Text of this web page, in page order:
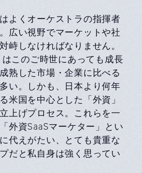
よくオーケストラの指揮者
広い視野でマーケットや社
峙しなければなりません。
はこのご時世にあっても成⻑
熟した市場・企業に⽐べる
い。しかも、⽇本より何年
⽶国を中⼼とした「外資」
上げプロセス。これらを⼀
外資SaaSマーケター」とい
代えがたい、とても貴重な
だと私⾃⾝は強く思ってい